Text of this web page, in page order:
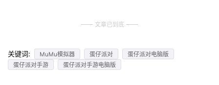
文章已到底
关键词: MuMu模拟器 蛋仔派对
蛋仔派对电脑版
蛋仔派对手游
蛋仔派对手游电脑版